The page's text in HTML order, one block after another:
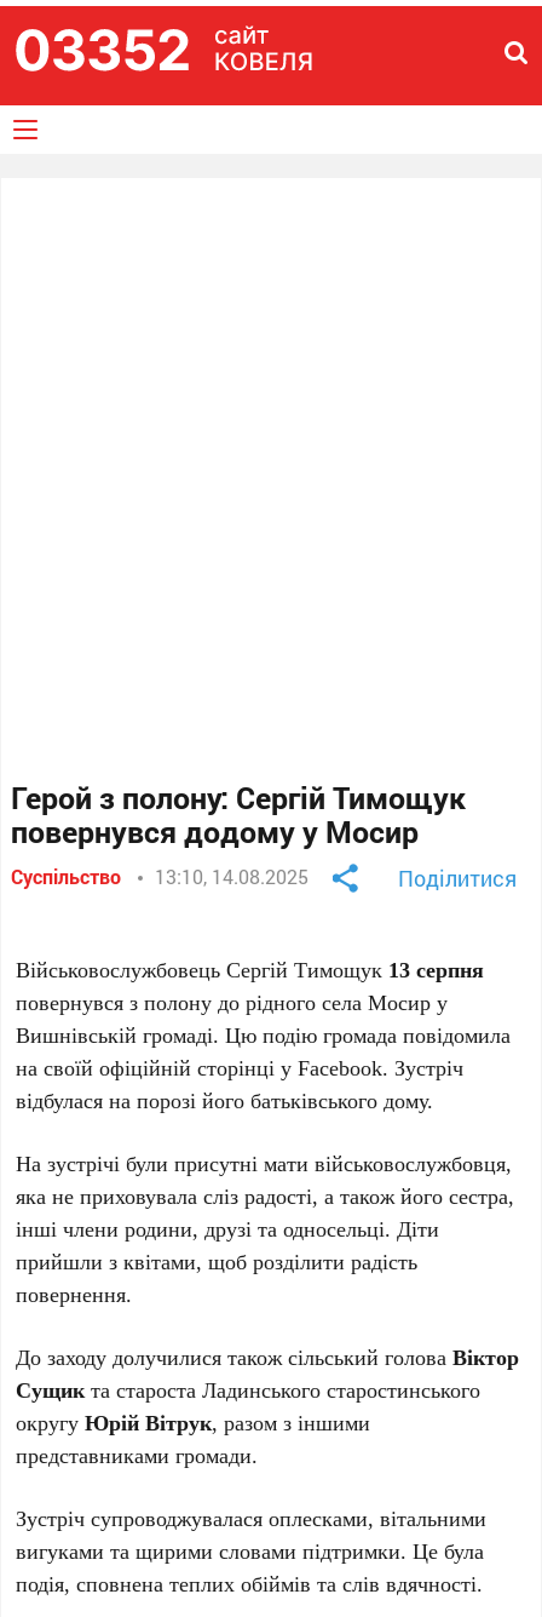
Герой з полону: Сергій Тимощук
повернувся додому у Мосир
Суспільство 13:10, 14.08.2025 Поділитися
Військовослужбовець Сергій Тимощук 13 серпня
повернувся з полону до рідного села Мосир у
Вишнівській громаді. Цю подію громада повідомила
на своїй офіційній сторінці у Facebook. Зустріч
відбулася на порозі його батьківського дому.
На зустрічі були присутні мати військовослужбовця,
яка не приховувала сліз радості, а також його сестра,
інші члени родини, друзі та односельці. Діти
прийшли з квітами, щоб розділити радість
повернення.
До заходу долучилися також сільський головаВіктор
Сущикта староста Ладинського старостинського
округуЮрій Вітрук, разом з іншими
представниками громади.
Зустріч супроводжувалася оплесками, вітальними
вигуками та щирими словами підтримки. Це була
подія, сповнена теплих обіймів та слів вдячності.